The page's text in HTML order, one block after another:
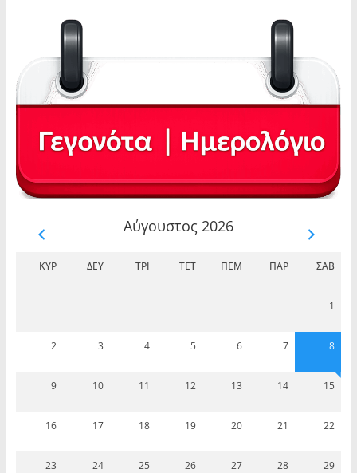
Αύγουστος 2026
ΚΥΡ ΔΕΥ ΤΡΊ ΤΕΤ ΠΈΜ ΠΑΡ ΣΆΒ
1
2 3 4 5 6 7 8
9 10 11 12 13 14 15
16 17 18 19 20 21 22
23 24 25 26 27 28 29